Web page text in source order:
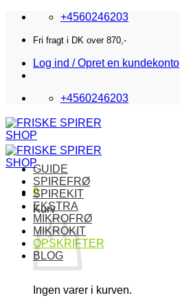
Fortsæt
indhold
+4560246203
Fri fragt i DK over 870,-
Log ind / Opret en kundekonto
+4560246203
0
Kurv
Ingen varer i kurven.
GUIDE
SPIREFRØ
SPIREKIT
EKSTRA
MIKROFRØ
MIKROKIT
OPSKRIFTER
BLOG